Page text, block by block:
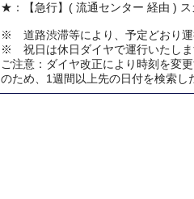
★：【急行】( 流通センター 経由 ) ス
※ 道路渋滞等により、予定どおり運
※ 祝日は休日ダイヤで運行いたしま
ご注意：ダイヤ改正により時刻を変
のため、1週間以上先の日付を検索し